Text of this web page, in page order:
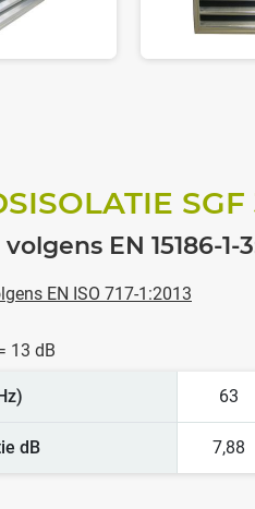
EN 15186-1-
EN ISO 717-1:2013
13 dB
63
dB 7,88